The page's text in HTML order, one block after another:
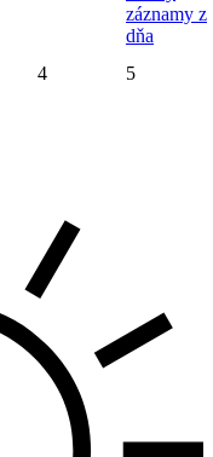
záznamy z
dňa
4 5